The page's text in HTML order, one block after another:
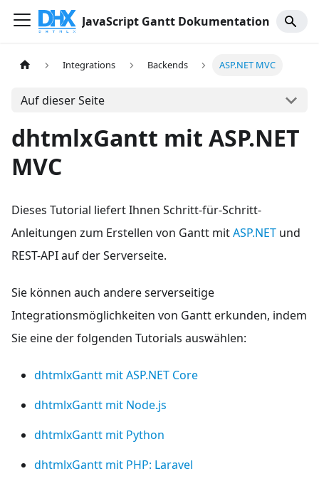
JavaScript Gantt Dokumentation
Integrations Backends ASP.NET MVC
Auf dieser Seite
dhtmlxGantt mit ASP.NET
MVC
Dieses Tutorial liefert Ihnen Schritt-für-Schritt-
Anleitungen zum Erstellen von Gantt mitASP.NET und
REST-API auf der Serverseite.
Sie können auch andere serverseitige
Integrationsmöglichkeiten von Gantt erkunden, indem
Sie eine der folgenden Tutorials auswählen:
dhtmlxGantt mit ASP.NET Core
dhtmlxGantt mit Node.js
dhtmlxGantt mit Python
dhtmlxGantt mit PHP: Laravel